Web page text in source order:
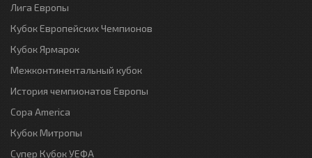
Лига Европы
Кубок Европейских Чемпионов
Кубок Ярмарок
Межконтинентальный кубок
История чемпионатов Европы
Copa America
Кубок Митропы
Супер Кубок УЕФА